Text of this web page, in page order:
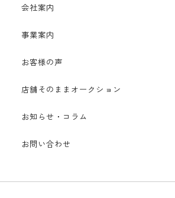
会社案内
事業案内
お客様の声
店舗そのままオークション
お知らせ・コラム
お問い合わせ